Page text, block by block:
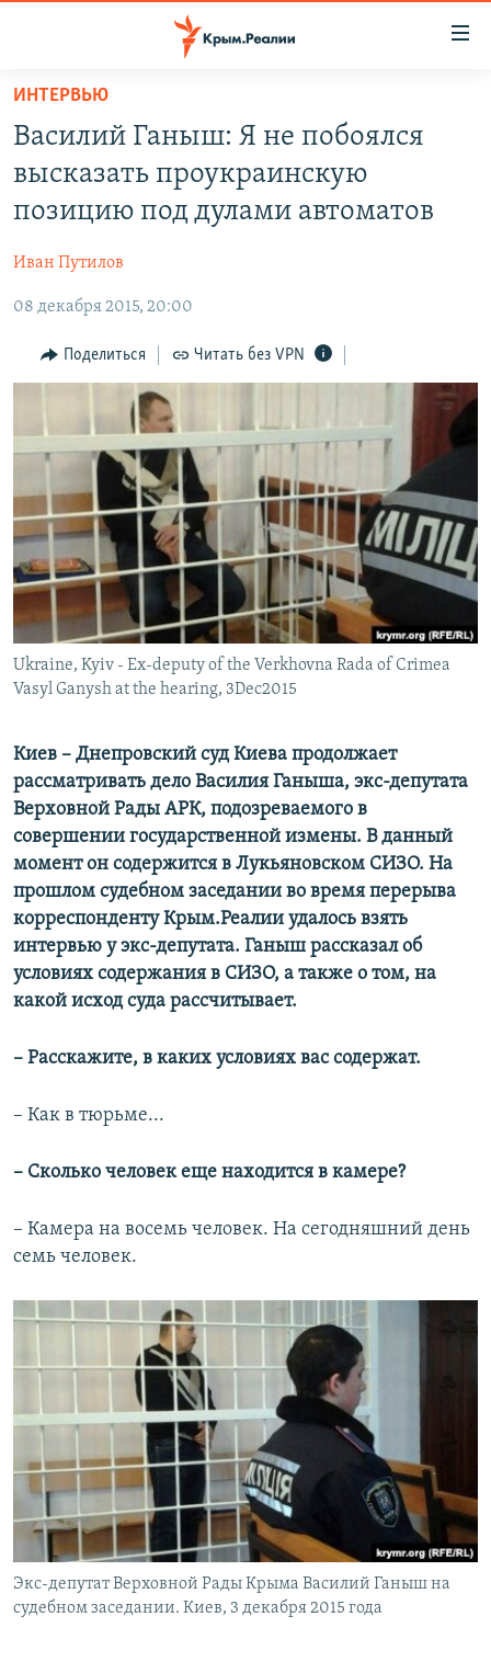
Вернуться
основному
содержанию
главной
навигации
Вернутся
поиску
11 ЛЕТ ОККУПАЦИИ КРЫМА. 11 ИСТОРИЙ СОПРОТИВЛЕНИЯ
ЕЩЕ
ИНТЕРАКТИВ
ИНФОГРАФИКА
ТЕЛЕПРОЕКТ КРЫМ.РЕАЛИИ
СОВЕТЫ ПРАВОЗАЩИТНИКОВ
ПРОПАВШИЕ БЕЗ ВЕСТИ
ПОБЕДИТЕЛЕЙ НЕ СУДЯТ?
КРЫМ.НЕПОКОРЕННЫЙ
ELIFBE
УКРАИНСКАЯ ПРОБЛЕМА КРЫМА
РАДІО СВОБОДА
КАК ОБОЙТИ БЛОКИРОВКУ
Qırımtatar
ПРИСОЕДИНЯЙТЕСЬ!
Все сайты RFE/RL
ИНТЕРВЬЮ
Василий Ганыш: Я не побоялся
высказать проукраинскую
позицию под дулами автоматов
Иван Путилов
08 декабря 2015, 20:00
Поделиться Читать без VPN
Ukraine, Kyiv - Ex-deputy of the Verkhovna Rada of Crimea
Vasyl Ganysh at the hearing, 3Dec2015
Киев – Днепровский суд Киева продолжает
рассматривать дело Василия Ганыша, экс-депутата
Верховной Рады АРК, подозреваемого в
совершении государственной измены. В данный
момент он содержится в Лукьяновском СИЗО. На
прошлом судебном заседании во время перерыва
корреспонденту Крым.Реалии удалось взять
интервью у экс-депутата. Ганыш рассказал об
условиях содержания в СИЗО, а также о том, на
какой исход суда рассчитывает.
– Расскажите, в каких условиях вас содержат.
– Как в тюрьме...
– Сколько человек еще находится в камере?
– Камера на восемь человек. На сегодняшний день
семь человек.
Экс-депутат Верховной Рады Крыма Василий Ганыш на
судебном заседании. Киев, 3 декабря 2015 года